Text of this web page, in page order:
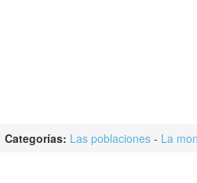
Categorías: Las poblaciones - La